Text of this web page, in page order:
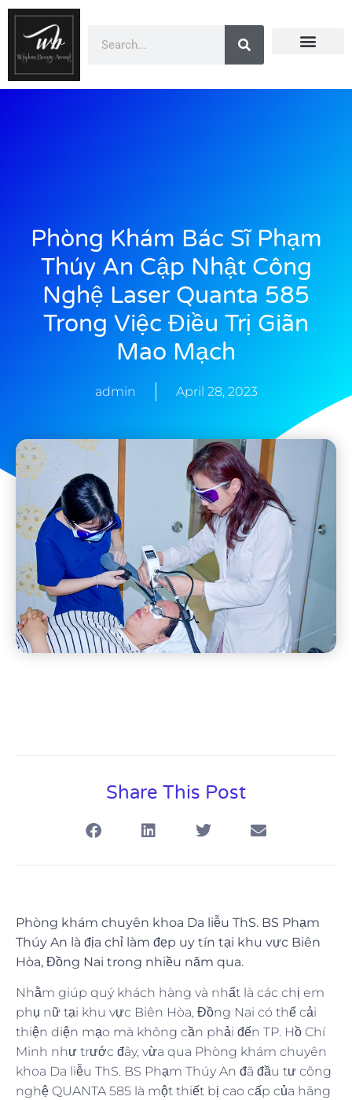
Phòng Khám Bác Sĩ Phạm
Thúy An Cập Nhật Công
Nghệ Laser Quanta 585
Trong Việc Điều Trị Giãn
Mao Mạch
admin April 28, 2023
Share This Post
Phòng khám chuyên khoa Da liễu ThS. BS Phạm
Thúy An là địa chỉ làm đẹp uy tín tại khu vực Biên
Hòa, Đồng Nai trong nhiều năm qua.
Nhằm giúp quý khách hàng và nhất là các chị em
phụ nữ tại khu vực Biên Hòa, Đồng Nai có thể cải
thiện diện mạo mà không cần phải đến TP. Hồ Chí
Minh như trước đây, vừa qua Phòng khám chuyên
khoa Da liễu ThS. BS Phạm Thúy An đã đầu tư công
nghệ QUANTA 585 là một thiết bị cao cấp của hãng